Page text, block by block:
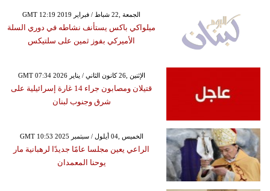
GMT 12:19 2019 الجمعة ,22 شباط / فبراير
ميلواكي باكس يستأنف نشاطه في دوري السلة
الأميركي بفوز ثمين على سلتيكس
GMT 07:34 2026 الإثنين ,26 كانون الثاني / يناير
قتيلان ومصابون جراء 14 غارة إسرائيلية على
شرق وجنوب لبنان
GMT 10:53 2025 الخميس ,04 أيلول / سبتمبر
الراعي يعين مجلسا عامًا جديدًا لرهبانية مار
يوحنا المعمدان